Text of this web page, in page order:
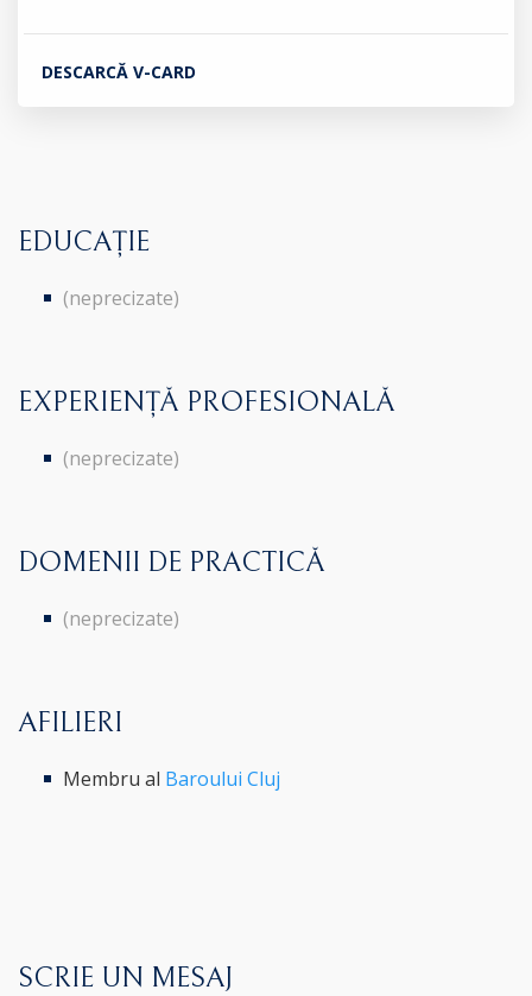
DESCARCĂ V-CARD
EDUCAȚIE
(neprecizate)
EXPERIENȚĂ PROFESIONALĂ
(neprecizate)
DOMENII DE PRACTICĂ
(neprecizate)
AFILIERI
Membru al Baroului Cluj
SCRIE UN MESAJ